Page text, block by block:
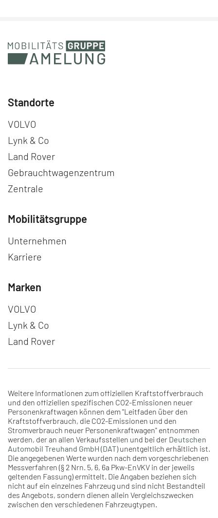
Standorte
Navigation überspringen
VOLVO
Lynk & Co
Land Rover
Gebrauchtwagenzentrum
Zentrale
Mobilitätsgruppe
Navigation überspringen
Unternehmen
Karriere
Marken
Navigation überspringen
VOLVO
Lynk & Co
Land Rover
Weitere Informationen zum offiziellen Kraftstoffverbrauch
und den offiziellen spezifischen CO2-Emissionen neuer
Personenkraftwagen können dem "Leitfaden über den
Kraftstoffverbrauch, die CO2-Emissionen und den
Stromverbrauch neuer Personenkraftwagen" entnommen
werden, der an allen Verkaufsstellen und bei der Deutschen
Automobil Treuhand GmbH (DAT)unentgeltlich erhältlich ist.
Die angegebenen Werte wurden nach dem vorgeschriebenen
Messverfahren (§ 2 Nrn. 5, 6, 6a Pkw-EnVKV in der jeweils
geltenden Fassung) ermittelt. Die Angaben beziehen sich
nicht auf ein einzelnes Fahrzeug und sind nicht Bestandteil
des Angebots, sondern dienen allein Vergleichszwecken
zwischen den verschiedenen Fahrzeugtypen.